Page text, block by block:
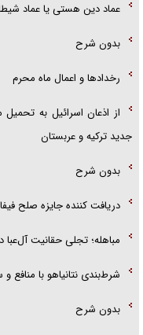
عماد دین هستی یا عماد
بدون شرح
رخداد‌ها و اعمال ماه محرم
از اذعان اسرائیل به
جدید ترکیه و عربستان
بدون شرح
دریافت کننده جایزه صلح
مباهله؛ تجلی حقانیت آل‌عبا
شرط‌بندی نتانیاهو با منافع
بدون شرح